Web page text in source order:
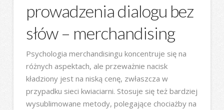
prowadzenia dialogu bez
słów – merchandising
Psychologia merchandisingu koncentruje się na
różnych aspektach, ale przeważnie nacisk
kładziony jest na niską cenę, zwłaszcza w
przypadku sieci kwiaciarni. Stosuje się też bardziej
wysublimowane metody, polegające chociażby na